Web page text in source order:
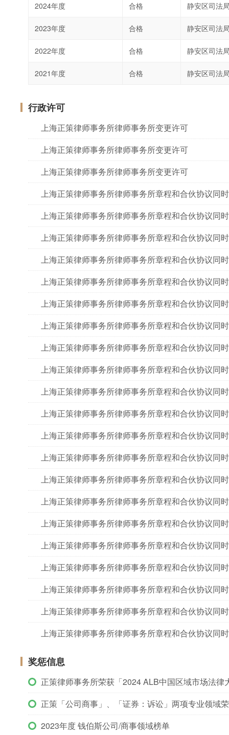
2024年度 合格 静安区司法
2023年度 合格 静安区司法
2022年度 合格 静安区司法
2021年度 合格 静安区司法
行政许可
上海正策律师事务所律师事务所变更许可
上海正策律师事务所律师事务所变更许可
上海正策律师事务所律师事务所变更许可
上海正策律师事务所律师事务所章程和合伙协议同
上海正策律师事务所律师事务所章程和合伙协议同
上海正策律师事务所律师事务所章程和合伙协议同
上海正策律师事务所律师事务所章程和合伙协议同
上海正策律师事务所律师事务所章程和合伙协议同
上海正策律师事务所律师事务所章程和合伙协议同
上海正策律师事务所律师事务所章程和合伙协议同
上海正策律师事务所律师事务所章程和合伙协议同
上海正策律师事务所律师事务所章程和合伙协议同
上海正策律师事务所律师事务所章程和合伙协议同
上海正策律师事务所律师事务所章程和合伙协议同
上海正策律师事务所律师事务所章程和合伙协议同
上海正策律师事务所律师事务所章程和合伙协议同
上海正策律师事务所律师事务所章程和合伙协议同
上海正策律师事务所律师事务所章程和合伙协议同
上海正策律师事务所律师事务所章程和合伙协议同
上海正策律师事务所律师事务所章程和合伙协议同
上海正策律师事务所律师事务所章程和合伙协议同
上海正策律师事务所律师事务所章程和合伙协议同
上海正策律师事务所律师事务所章程和合伙协议同
上海正策律师事务所律师事务所章程和合伙协议同
奖惩信息
正策律师事务所荣获「2024 ALB中国区域市场法律
正策「公司商事」、「证券：诉讼」两项专业领域
2023年度 钱伯斯公司/商事领域榜单